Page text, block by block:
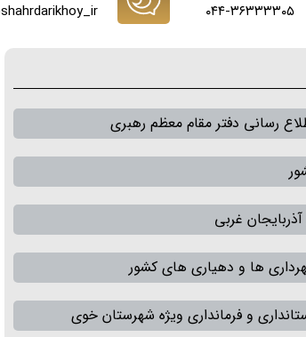
۰۴۴-۳۶۳۳۳۳۰۵ shahrdarikhoy_ir@
رسانی دفتر مقام معظم رهبری
غربی
ها و دهیاری های کشور
و فرمانداری ویژه شهرستان خوی